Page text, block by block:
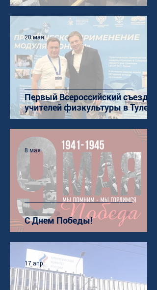
Первый Всероссийский съезд
учителей физкультуры в Туле
20 мая
С Днем Победы!
8 мая
17 апр.